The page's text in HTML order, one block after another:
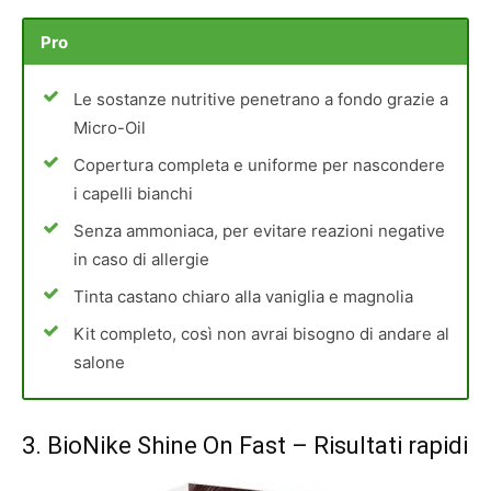
Pro
Le sostanze nutritive penetrano a fondo grazie a
Micro-Oil
Copertura completa e uniforme per nascondere
i capelli bianchi
Senza ammoniaca, per evitare reazioni negative
in caso di allergie
Tinta castano chiaro alla vaniglia e magnolia
Kit completo, così non avrai bisogno di andare al
salone
3. BioNike Shine On Fast – Risultati rapidi